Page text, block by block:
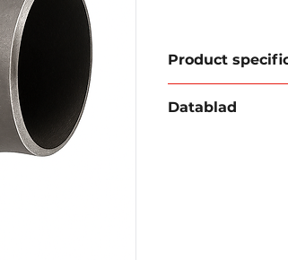
Product
Materiaal:
Datablad